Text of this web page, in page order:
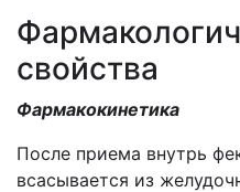
свойства
Фармакокинетика
После приема внутрь
всасывается из